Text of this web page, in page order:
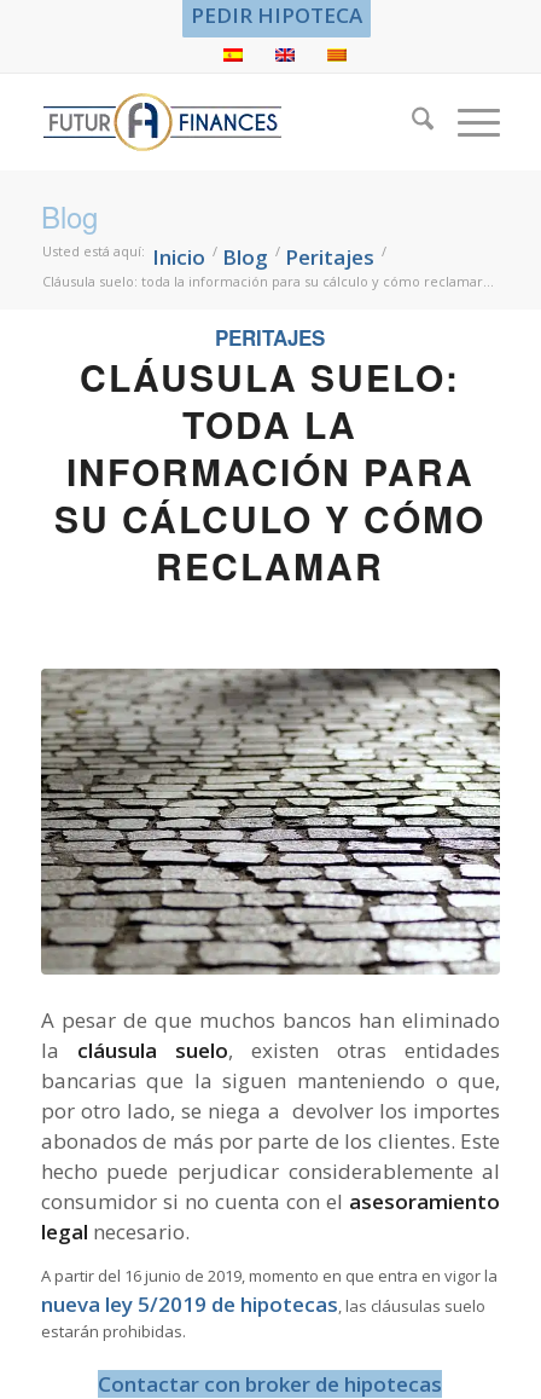
PEDIR HIPOTECA
Blog
Usted está aquí: Inicio / Blog / Peritajes /
Cláusula suelo: toda la información para su cálculo y cómo reclamar...
PERITAJES
CLÁUSULA SUELO:
TODA LA
INFORMACIÓN PARA
SU CÁLCULO Y CÓMO
RECLAMAR
A pesar de que muchos bancos han eliminado
la cláusula suelo, existen otras entidades
bancarias que la siguen manteniendo o que,
por otro lado, se niega a devolver los importes
abonados de más por parte de los clientes. Este
hecho puede perjudicar considerablemente al
consumidor si no cuenta con el asesoramiento
legal necesario.
A partir del 16 junio de 2019, momento en que entra en vigor la
nueva ley 5/2019 de hipotecas, las cláusulas suelo
estarán prohibidas.
Contactar con broker de hipotecas